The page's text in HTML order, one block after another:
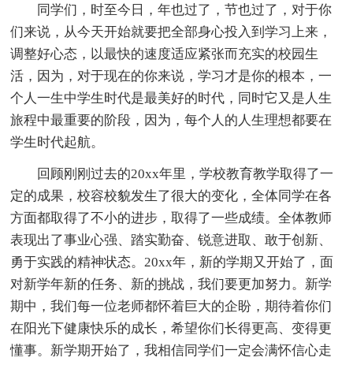
同学们，时至今日，年也过了，节也过了，对于你
们来说，从今天开始就要把全部身心投入到学习上来，
调整好心态，以最快的速度适应紧张而充实的校园生
活，因为，对于现在的你来说，学习才是你的根本，一
个人一生中学生时代是最美好的时代，同时它又是人生
旅程中最重要的阶段，因为，每个人的人生理想都要在
学生时代起航。
回顾刚刚过去的20xx年里，学校教育教学取得了一
定的成果，校容校貌发生了很大的变化，全体同学在各
方面都取得了不小的进步，取得了一些成绩。全体教师
表现出了事业心强、踏实勤奋、锐意进取、敢于创新、
勇于实践的精神状态。20xx年，新的学期又开始了，面
对新学年新的任务、新的挑战，我们要更加努力。新学
期中，我们每一位老师都怀着巨大的企盼，期待着你们
在阳光下健康快乐的成长，希望你们长得更高、变得更
懂事。新学期开始了，我相信同学们一定会满怀信心走